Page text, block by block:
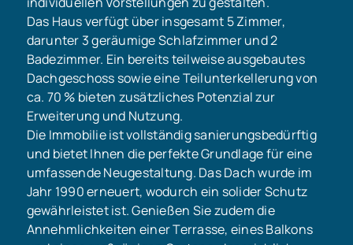
Das Haus verfügt über insgesamt 5 Zimmer,
darunter 3 geräumige Schlafzimmer und 2
Badezimmer. Ein bereits teilweise ausgebautes
Dachgeschoss sowie eine Teilunterkellerung von
ca. 70 % bieten zusätzliches Potenzial zur
Erweiterung und Nutzung.
Die Immobilie ist vollständig sanierungsbedürftig
und bietet Ihnen die perfekte Grundlage für eine
umfassende Neugestaltung. Das Dach wurde im
Jahr 1990 erneuert, wodurch ein solider Schutz
gewährleistet ist. Genießen Sie zudem die
Annehmlichkeiten einer Terrasse, eines Balkons